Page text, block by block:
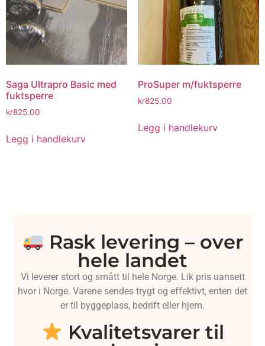
Saga Ultrapro Basic med
fuktsperre
kr825.00
Legg i handlekurv
ProSuper m/fuktsperre
kr825.00
Legg i handlekurv
Rask levering – over
hele landet
Vi leverer stort og smått til hele Norge. Lik pris uansett
hvor i Norge. Varene sendes trygt og effektivt, enten det
er til byggeplass, bedrift eller hjem.
Kvalitetsvarer til